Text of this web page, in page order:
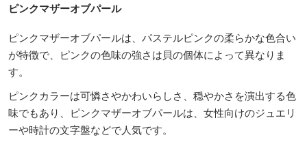
ピンクマザーオブパール
ピンクマザーオブパールは、パステルピンクの柔らかな色合い
が特徴で、ピンクの色味の強さは貝の個体によって異なりま
す。
ピンクカラーは可憐さやかわいらしさ、穏やかさを演出する色
味でもあり、ピンクマザーオブパールは、女性向けのジュエリ
ーや時計の文字盤などで人気です。